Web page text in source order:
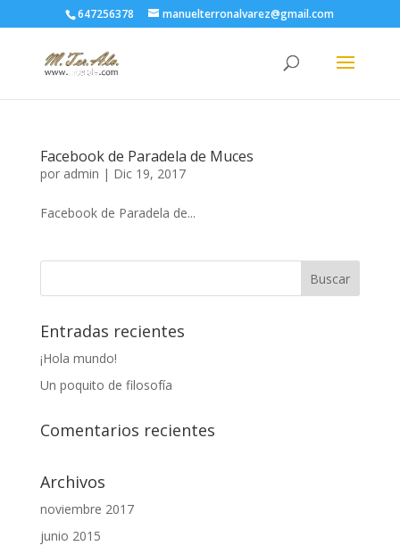
647256378 manuelterronalvarez@gmail.com
Facebook de Paradela de Muces
por admin | Dic 19, 2017
Facebook de Paradela de...
Entradas recientes
¡Hola mundo!
Un poquito de filosofía
Comentarios recientes
Archivos
noviembre 2017
junio 2015